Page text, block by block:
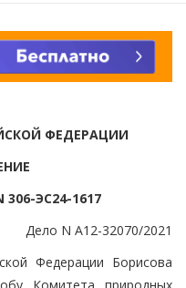
ФЕДЕРАЦИИ
306-ЭС24-1617
Дело N А12-32070/2021
Федерации Борисова